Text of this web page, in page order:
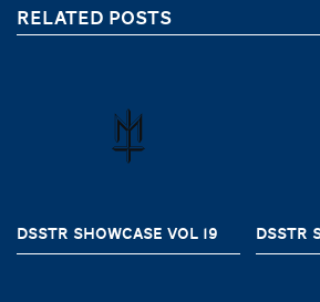
RELATED POSTS
DSSTR SHOWCASE VOL 19